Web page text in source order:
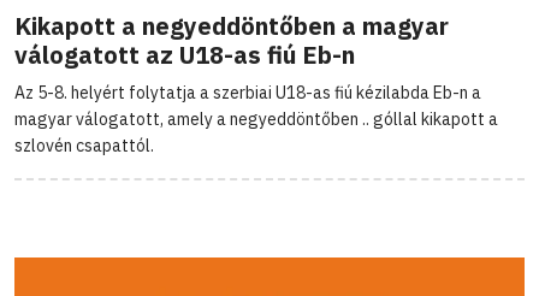
Kikapott a negyeddöntőben a magyar
válogatott az U18-as fiú Eb-n
Az 5-8. helyért folytatja a szerbiai U18-as fiú kézilabda Eb-n a
magyar válogatott, amely a negyeddöntőben .. góllal kikapott a
szlovén csapattól.